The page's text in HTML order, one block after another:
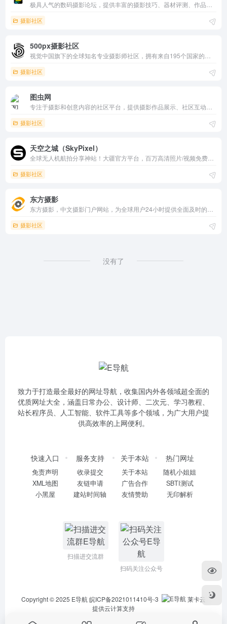
摄影社区
500px摄影社区
摄影社区
图虫网
摄影社区
天空之城（SkyPixel）
摄影社区
东方摄影
摄影社区
没有了
致力于打造最全最好的网址导航，收集国内外各领域超全面的
优质网址大全，涵盖日常办公、设计师、二次元、学习教程、
站长程序员、人工智能、软件工具等多个领域，为广大用户提
供高效率的上网便利。
快速入口
免责声明
XML地图
小黑屋
服务支持
收录提交
友链申请
建站时间轴
关于本站
关于本站
广告合作
友情赞助
热门网址
随机小姐姐
SBTI测试
无印解析
扫描进交流群
扫码关注公众号
Copyright © 2025 E导航皖ICP备2021011410号-3
莱卡云
提供云计算支持